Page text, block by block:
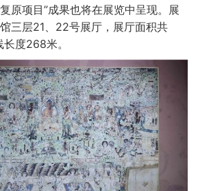
原项目”成果也将在展览中呈现。展
三层21、22号展厅，展厅面积共
度268米。